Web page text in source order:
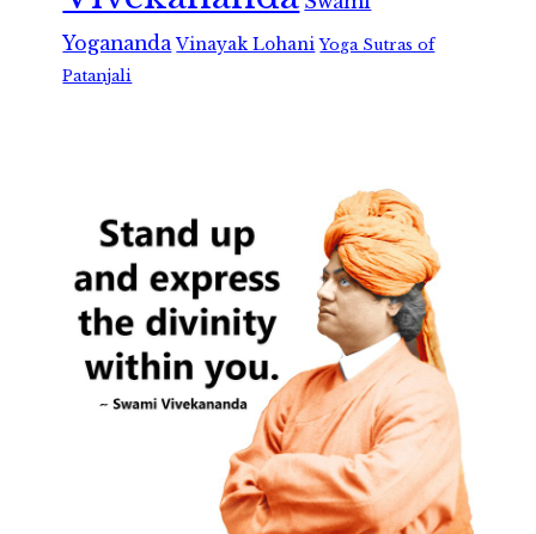
Yogananda Vinayak Lohani Yoga Sutras of
Patanjali